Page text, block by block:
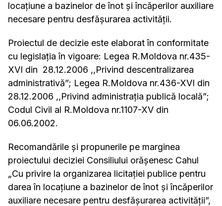
locațiune a bazinelor de înot și încăperilor auxiliare
necesare pentru desfășurarea activității.
Proiectul de decizie este elaborat în conformitate
cu legislaţia în vigoare: Legea R.Moldova nr.435-
XVI din 28.12.2006 ,,Privind descentralizarea
administrativă”; Legea R.Moldova nr.436-XVI din
28.12.2006 ,,Privind administraţia publică locală”;
Codul Civil al R.Moldova nr.1107-XV din
06.06.2002.
Recomandările şi propunerile pe marginea
proiectului deciziei Consiliului orășenesc Cahul
„Cu privire la organizarea licitaţiei publice pentru
darea în locaţiune a bazinelor de înot şi încăperilor
auxiliare necesare pentru desfăşurarea activităţii”,